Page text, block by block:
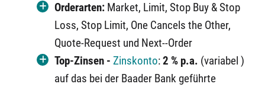
Orderarten: Market, Limit, Stop Buy & Stop
Loss, Stop Limit, One Cancels the Other,
Quote-Request und Next--Order
Top-Zinsen - Zinskonto:2 % p.a. (variabel )
auf das bei der Baader Bank geführte